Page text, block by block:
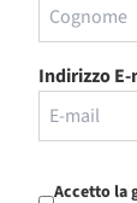
Indirizzo
Accetto la